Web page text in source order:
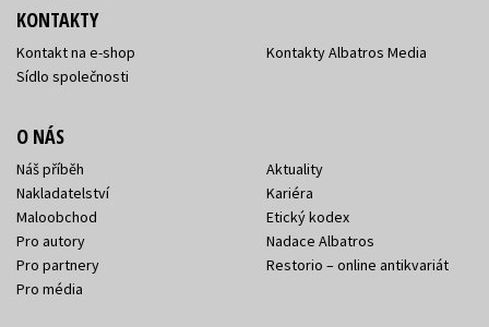
KONTAKTY
Kontakt na e-shop
Sídlo společnosti
Kontakty Albatros Media
O NÁS
Náš příběh
Nakladatelství
Maloobchod
Pro autory
Pro partnery
Pro média
Aktuality
Kariéra
Etický kodex
Nadace Albatros
Restorio – online antikvariát